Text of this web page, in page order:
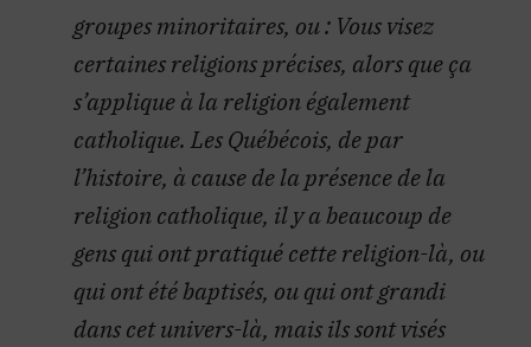
groupes minoritaires, ou : Vous visez
certaines religions précises, alors que ça
s’applique à la religion également
catholique. Les Québécois, de par
l’histoire, à cause de la présence de la
religion catholique, il y a beaucoup de
gens qui ont pratiqué cette religion-là, ou
qui ont été baptisés, ou qui ont grandi
dans cet univers-là, mais ils sont visés